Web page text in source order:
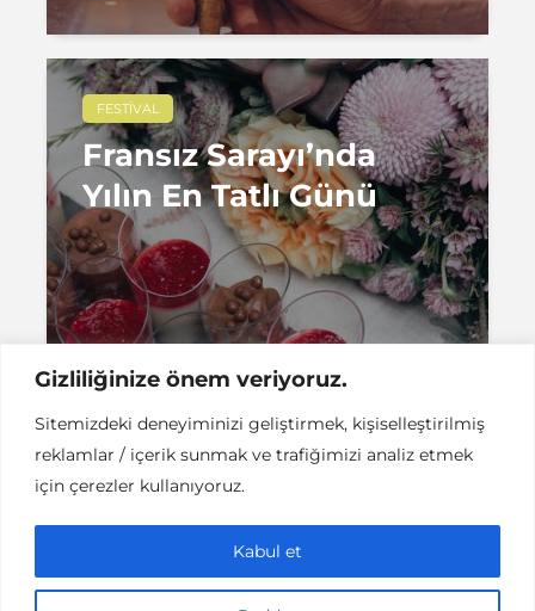
Gizliliğinize önem veriyoruz.
Sitemizdeki deneyiminizi geliştirmek, kişiselleştirilmiş
reklamlar / içerik sunmak ve trafiğimizi analiz etmek
için çerezler kullanıyoruz.
Kabul et
FESTIVAL
Fransız Sarayı’nda
Yılın En Tatlı Günü
Simay Yılmaz
This work is licensed under a